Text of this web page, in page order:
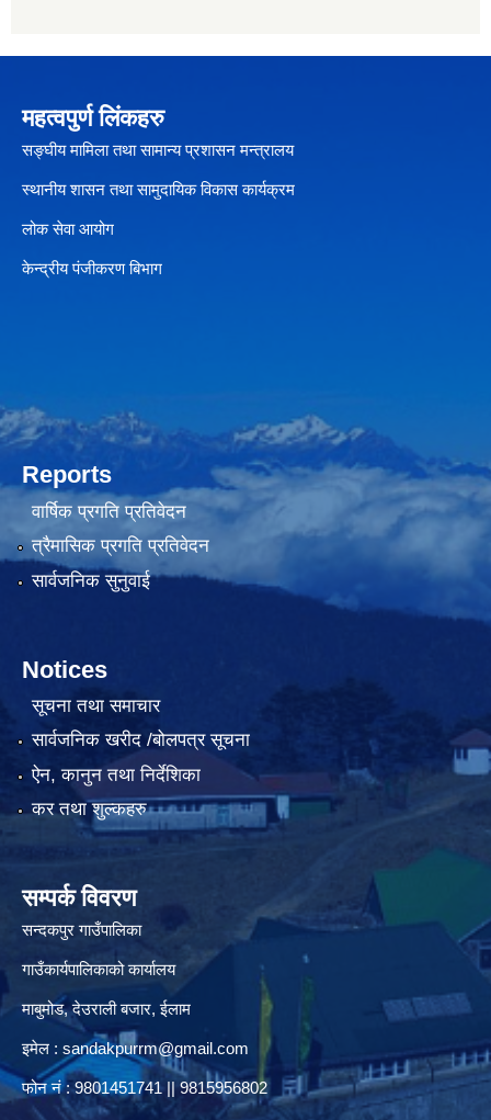
महत्वपुर्ण लिंकहरु
सङ्घीय मामिला तथा सामान्य प्रशासन मन्त्रालय
स्थानीय शासन तथा सामुदायिक विकास कार्यक्रम
लोक सेवा आयोग
केन्द्रीय पंजीकरण बिभाग
Reports
वार्षिक प्रगति प्रतिवेदन
त्रैमासिक प्रगति प्रतिवेदन
सार्वजनिक सुनुवाई
Notices
सूचना तथा समाचार
सार्वजनिक खरीद /बोलपत्र सूचना
ऐन, कानुन तथा निर्देशिका
कर तथा शुल्कहरु
सम्पर्क विवरण
सन्दकपुर गाउँपालिका
गाउँकार्यपालिकाको कार्यालय
माबुमोड, देउराली बजार, ईलाम
इमेल : sandakpurrm@gmail.com
फोन नं : 9801451741 || 9815956802